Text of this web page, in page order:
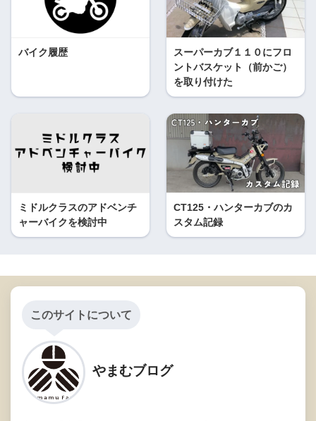
バイク履歴
スーパーカブ１１０にフロ
ントバスケット（前かご）
を取り付けた
ミドルクラスのアドベンチ
ャーバイクを検討中
CT125・ハンターカブのカ
スタム記録
このサイトについて
やまむブログ